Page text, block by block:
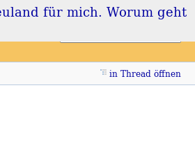
Login Registrieren
in Thread öffnen
für mich. Worum geht